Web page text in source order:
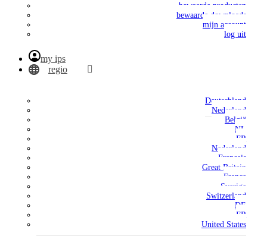
bewaarde producten
bewaarde downloads
mijn account
log uit
my ips
regio
Deutschland
Nederland
België
NL
FR
Nederland
Français
Great Britain
France
Sverige
Switzerland
DE
FR
United States